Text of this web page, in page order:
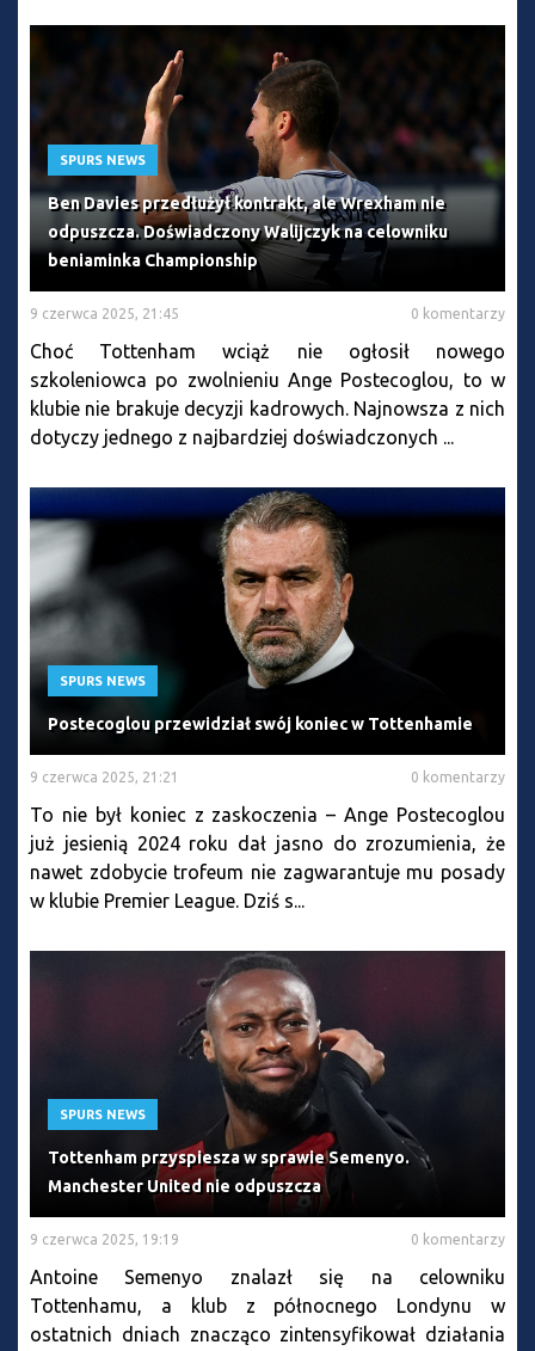
SPURS NEWS
Ben Davies przedłużył kontrakt, ale Wrexham nie
odpuszcza. Doświadczony Walijczyk na celowniku
beniaminka Championship
9 czerwca 2025, 21:45 0 komentarzy
Choć Tottenham wciąż nie ogłosił nowego
szkoleniowca po zwolnieniu Ange Postecoglou, to w
klubie nie brakuje decyzji kadrowych. Najnowsza z nich
dotyczy jednego z najbardziej doświadczonych ...
SPURS NEWS
Postecoglou przewidział swój koniec w Tottenhamie
9 czerwca 2025, 21:21 0 komentarzy
To nie był koniec z zaskoczenia – Ange Postecoglou
już jesienią 2024 roku dał jasno do zrozumienia, że
nawet zdobycie trofeum nie zagwarantuje mu posady
w klubie Premier League. Dziś s...
SPURS NEWS
Tottenham przyspiesza w sprawie Semenyo.
Manchester United nie odpuszcza
9 czerwca 2025, 19:19 0 komentarzy
Antoine Semenyo znalazł się na celowniku
Tottenhamu, a klub z północnego Londynu w
ostatnich dniach znacząco zintensyfikował działania